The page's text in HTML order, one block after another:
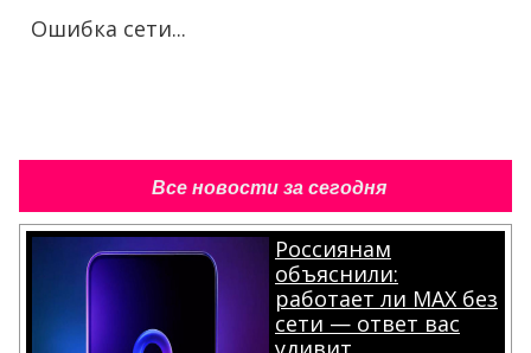
Ошибка сети...
Все новости за сегодня
Россиянам
объяснили:
работает ли MAX без
сети — ответ вас